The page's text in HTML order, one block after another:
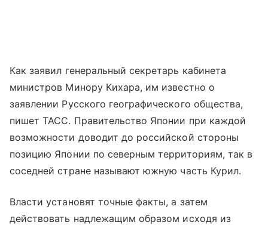
Как заявил генеральный секретарь кабинета
министров Минору Кихара, им известно о
заявлении Русского географического общества,
пишет ТАСС. Правительство Японии при каждой
возможности доводит до российской стороны
позицию Японии по северным территориям, так в
соседней стране называют южную часть Курил.
Власти установят точные факты, а затем
действовать надлежащим образом исходя из